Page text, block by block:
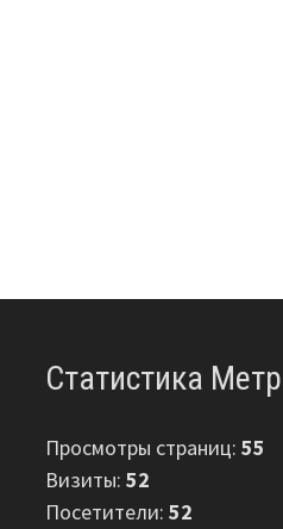
Статистика
Просмотры страниц:55
Визиты:52
Посетители:52